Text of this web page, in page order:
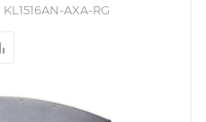
KL1516AN-AXA-RG